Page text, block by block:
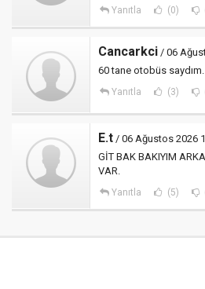
Yanıtla (0)
Cancarkci / 06
60 tane otobüs
Yanıtla (3)
E.t / 06 Ağustos 2026
GİT BAK BAKIYIM
VAR.
Yanıtla (5)